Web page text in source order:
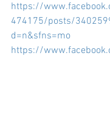
https://
474175/posts/
d=n&sfns=mo
https://